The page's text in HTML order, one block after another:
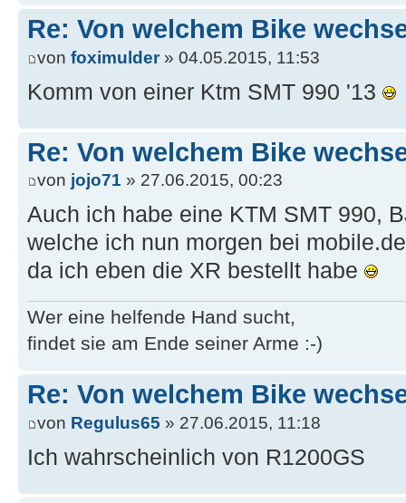
Re: Von welchem Bike
von foximulder» 04.05.2015, 11:53
Komm von einer Ktm SMT 990 '13
Re: Von welchem Bike
von jojo71 » 27.06.2015, 00:23
Auch ich habe eine KTM SMT 990,
welche ich nun morgen bei
da ich eben die XR bestellt habe
Wer eine helfende Hand sucht,
findet sie am Ende seiner Arme :-)
Re: Von welchem Bike
von Regulus65 » 27.06.2015, 11:18
Ich wahrscheinlich von R1200GS